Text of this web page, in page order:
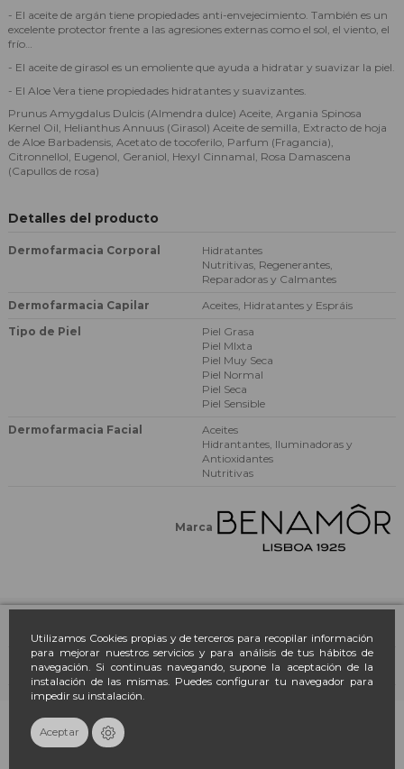
Utilizamos Cookies propias y de terceros para recopilar información
para mejorar nuestros servicios y para análisis de tus hábitos de
navegación. Si continuas navegando, supone la aceptación de la
instalación de las mismas. Puedes configurar tu navegador para
impedir su instalación.
Aceptar
- El aceite de argán tiene propiedades anti-envejecimiento. También es un
excelente protector frente a las agresiones externas como el sol, el viento, el
frío…
- El aceite de girasol es un emoliente que ayuda a hidratar y suavizar la piel.
- El Aloe Vera tiene propiedades hidratantes y suavizantes.
Prunus Amygdalus Dulcis (Almendra dulce) Aceite, Argania Spinosa
Kernel Oil, Helianthus Annuus (Girasol) Aceite de semilla, Extracto de hoja
de Aloe Barbadensis, Acetato de tocoferilo, Parfum (Fragancia),
Citronnellol, Eugenol, Geraniol, Hexyl Cinnamal, Rosa Damascena
(Capullos de rosa)
Detalles del producto
Dermofarmacia Corporal
Hidratantes
Nutritivas, Regenerantes,
Reparadoras y Calmantes
Dermofarmacia Capilar
Aceites, Hidratantes y Espráis
Tipo de Piel
Piel Grasa
Piel MIxta
Piel Muy Seca
Piel Normal
Piel Seca
Piel Sensible
Dermofarmacia Facial
Aceites
Hidrantantes, Iluminadoras y
Antioxidantes
Nutritivas
Marca
Farmacia March
Contacto